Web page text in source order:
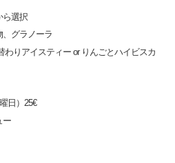
ら選択
、グラノーラ
わりアイスティー or りんごとハイビスカ
日）25€
ー